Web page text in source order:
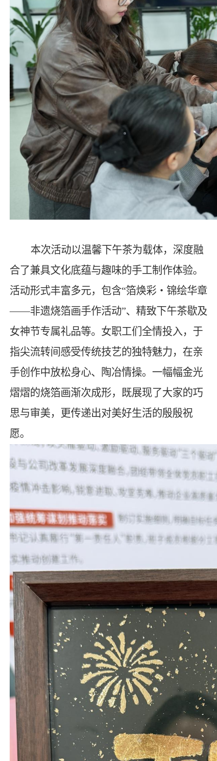
本次活动以温馨下午茶为载体，深度融
合了兼具文化底蕴与趣味的手工制作体验。
活动形式丰富多元，包含“箔焕彩・锦绘华章
——非遗烧箔画手作活动”、精致下午茶歇及
女神节专属礼品等。女职工们全情投入，于
指尖流转间感受传统技艺的独特魅力，在亲
手创作中放松身心、陶冶情操。一幅幅金光
熠熠的烧箔画渐次成形，既展现了大家的巧
思与审美，更传递出对美好生活的殷殷祝
愿。